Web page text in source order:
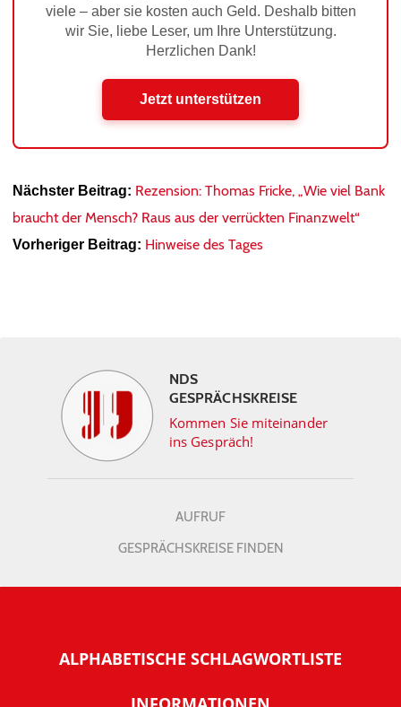
viele – aber sie kosten auch Geld. Deshalb bitten
wir Sie, liebe Leser, um Ihre Unterstützung.
Herzlichen Dank!
Jetzt unterstützen
Nächster Beitrag: Rezension: Thomas Fricke, „Wie viel Bank
braucht der Mensch? Raus aus der verrückten Finanzwelt“
Vorheriger Beitrag: Hinweise des Tages
NDS
GESPRÄCHSKREISE
Kommen Sie miteinander
ins Gespräch!
AUFRUF
GESPRÄCHSKREISE FINDEN
ALPHABETISCHE SCHLAGWORTLISTE